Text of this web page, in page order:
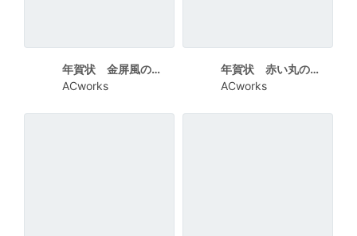
年賀状 金屏風の前の干支
ACworks
年賀状 赤い丸の干支
ACworks